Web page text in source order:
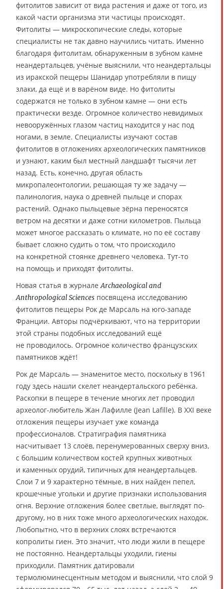
фитолитов зависит от вида растения и даже от того, из
какой части организма эти частицы происходят.
Фитолиты — микроскопические следы, которые
специалисты не так давно научились читать. Именно
благодаря фитолитам, обнаруженным в зубном камне
неандертальцев, учёные выяснили, что неандертальцы
из иракской пещеры Шанидар употребляли в пищу
злаки, да ещё и в варёном виде. Но фитолиты
содержатся не только в зубном камне — они есть
практически везде. Огромное количество невидимых
невооружённых глазом частиц находится у нас под
ногами, в земле. Специалисты изучают состав
фитолитов в отложениях археологических памятников
и узнают, каким был местный ландшафт тысячи лет
назад. Есть, конечно, другая область
микропалеонтологии, решающая ту же задачу —
палинология, наука о древней пыльце и спорах
растений. Однако пыльцевые зёрна переносятся
ветром на десятки и даже сотни километров. Пыльца
может многое рассказать о климате, но по её составу
бывает сложно судить о том, что происходило
на конкретной стоянке древнего человека. Тут-то
на помощь и приходят фитолиты.
Новая статья в журналеArchaeological and
Anthropological Sciences посвящена исследованию
фитолитов пещеры Рок де Марсаль на юго-западе
Франции. Авторы подчёркивают, что на территории
этой страны подобных исследований ещё
не проводилось. Огромное количество французских
памятников ждёт!
Рок де Марсаль — знаменитое место, поскольку в 1961
году здесь нашли скелет неандертальского ребёнка.
Раскопки в пещере в течение многих лет проводил
археолог-любитель Жан Лафилле (Jean Lafille). В XXI веке
отложения пещеры изучает уже команда
профессионалов. Стратиграфия памятника
насчитывает 13 слоёв, перенумерованных сверху вниз,
с большим количеством костей крупных животных
и каменных орудий, типичных для неандертальцев.
Слои 7 и 9 характерно тёмные, в них найден пепел,
крошечные угольки и другие признаки использования
огня. Верхние отложения более светлые, выглядят по-
другому, но в них тоже много археологических находок.
Любопытно, что в верхних слоях встречаются
копролиты гиен. Это значит, что люди жили в пещере
не постоянно. Неандертальцы уходили, гиены
приходили. Памятник датировали
термолюминесцентным методом и выяснили, что слой 9